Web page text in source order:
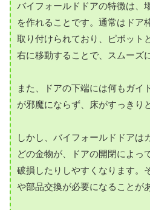
バイフォールドドアの特徴は、
を作れることです。通常はドア
取り付けられており、ピボット
右に移動することで、スムーズ
また、ドアの下端には何もガイ
が邪魔にならず、床がすっきり
しかし、バイフォールドドアは
どの金物が、ドアの開閉によっ
破損したりしやすくなります。
や部品交換が必要になることが